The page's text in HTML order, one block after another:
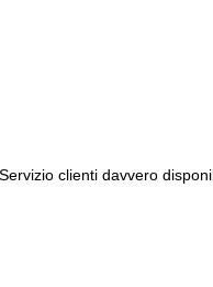
clienti davvero